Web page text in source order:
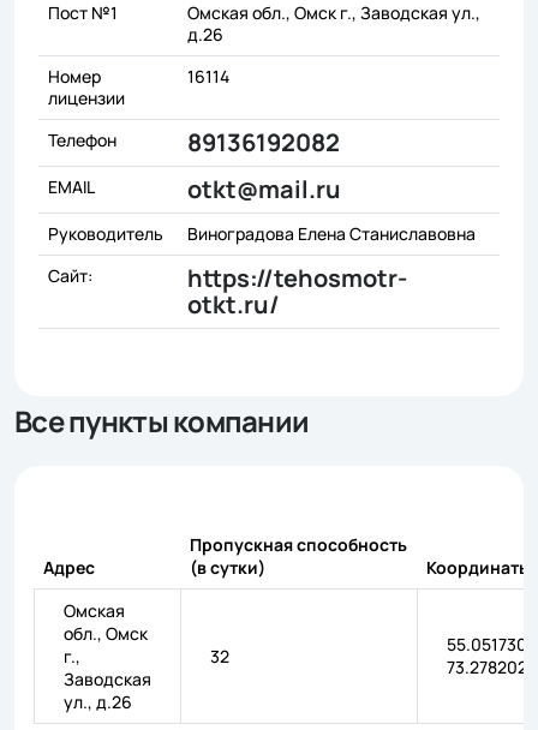
Пост №1
Омская обл., Омск г., Заводская ул.,
д.26
Номер
лицензии
16114
Телефон 89136192082
EMAIL otkt@mail.ru
Руководитель
Виноградова Елена Станиславовна
Сайт:
https://tehosmotr-
otkt.ru/
Все пункты компании
Адрес
Пропускная способность
(в сутки)
Координаты
Омская
обл., Омск
г.,
Заводская
ул., д.26
32
55.051730,
73.278202